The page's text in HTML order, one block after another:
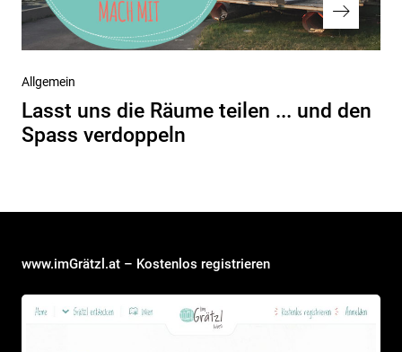
Nächster
Beitrag
Allgemein
Lasst uns die Räume teilen ... und den
Spass verdoppeln
www.imGrätzl.at – Kostenlos registrieren